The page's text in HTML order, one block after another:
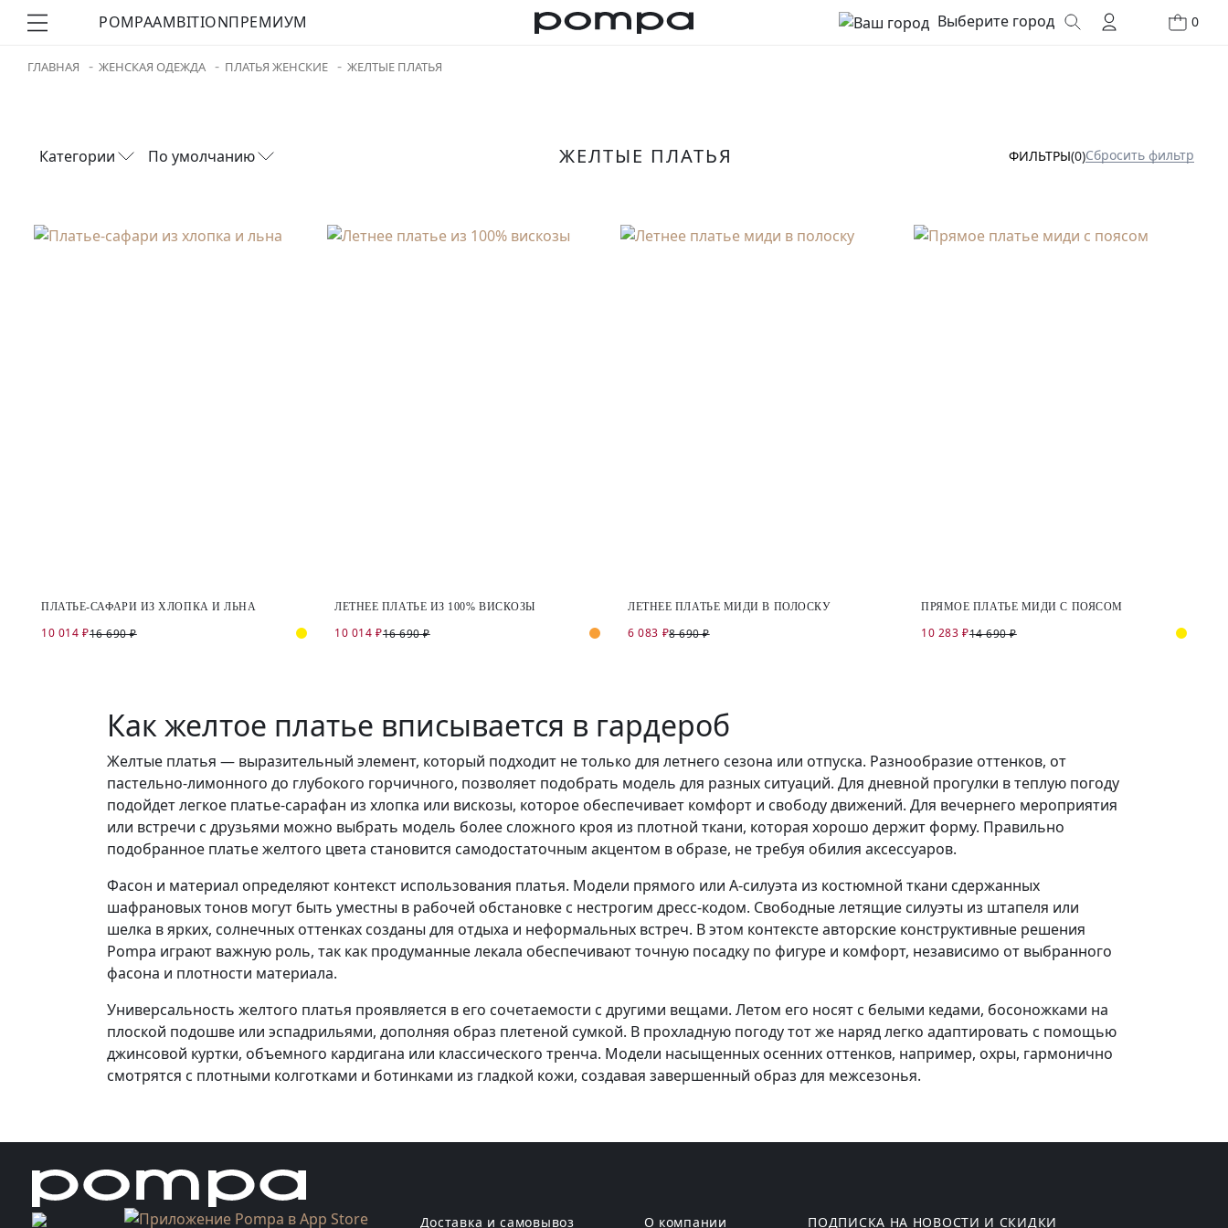
POMPAAMBITIONПРЕМИУМ Выберите город 0
ГЛАВНАЯ ЖЕНСКАЯ ОДЕЖДА ПЛАТЬЯ ЖЕНСКИЕ ЖЕЛТЫЕ ПЛАТЬЯ
Категории По умолчанию ЖЕЛТЫЕ ПЛАТЬЯ ФИЛЬТРЫ(0)Сбросить фильтр
ПЛАТЬЕ-САФАРИ ИЗ ХЛОПКА И ЛЬНА
10 014 ₽16 690 ₽
ЛЕТНЕЕ ПЛАТЬЕ ИЗ 100% ВИСКОЗЫ
10 014 ₽16 690 ₽
ЛЕТНЕЕ ПЛАТЬЕ МИДИ В ПОЛОСКУ
6 083 ₽8 690 ₽
ПРЯМОЕ ПЛАТЬЕ МИДИ С ПОЯСОМ
10 283 ₽14 690 ₽
Как желтое платье вписывается в гардероб
Желтые платья — выразительный элемент, который подходит не только для летнего сезона или отпуска. Разнообразие оттенков, от
пастельно-лимонного до глубокого горчичного, позволяет подобрать модель для разных ситуаций. Для дневной прогулки в теплую погоду
подойдет легкое платье-сарафан из хлопка или вискозы, которое обеспечивает комфорт и свободу движений. Для вечернего мероприятия
или встречи с друзьями можно выбрать модель более сложного кроя из плотной ткани, которая хорошо держит форму. Правильно
подобранное платье желтого цвета становится самодостаточным акцентом в образе, не требуя обилия аксессуаров.
Фасон и материал определяют контекст использования платья. Модели прямого или А-силуэта из костюмной ткани сдержанных
шафрановых тонов могут быть уместны в рабочей обстановке с нестрогим дресс-кодом. Свободные летящие силуэты из штапеля или
шелка в ярких, солнечных оттенках созданы для отдыха и неформальных встреч. В этом контексте авторские конструктивные решения
Pompa играют важную роль, так как продуманные лекала обеспечивают точную посадку по фигуре и комфорт, независимо от выбранного
фасона и плотности материала.
Универсальность желтого платья проявляется в его сочетаемости с другими вещами. Летом его носят с белыми кедами, босоножками на
плоской подошве или эспадрильями, дополняя образ плетеной сумкой. В прохладную погоду тот же наряд легко адаптировать с помощью
джинсовой куртки, объемного кардигана или классического тренча. Модели насыщенных осенних оттенков, например, охры, гармонично
смотрятся с плотными колготками и ботинками из гладкой кожи, создавая завершенный образ для межсезонья.
Доставка и самовывоз
О компании
ПОДПИСКА НА НОВОСТИ И СКИДКИ